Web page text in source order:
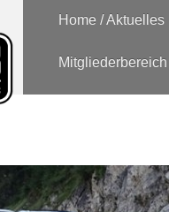
Home / Aktuelles